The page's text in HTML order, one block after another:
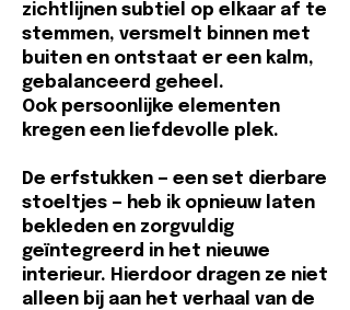
zichtlijnen subtiel op elkaar af te
stemmen, versmelt binnen met
buiten en ontstaat er een kalm,
gebalanceerd geheel.
Ook persoonlijke elementen
kregen een liefdevolle plek.
De erfstukken — een set dierbare
stoeltjes — heb ik opnieuw laten
bekleden en zorgvuldig
geïntegreerd in het nieuwe
interieur. Hierdoor dragen ze niet
alleen bij aan het verhaal van de